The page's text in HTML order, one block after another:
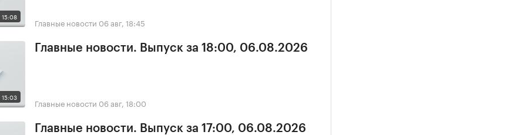
15:08 Главные новости 06 авг, 18:45
15:03
Главные новости. Выпуск за 18:00, 06.08.2026
Главные новости 06 авг, 18:00
Главные новости. Выпуск за 17:00, 06.08.2026